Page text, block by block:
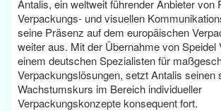
Antalis, ein weltweit führender Anbieter von
Verpackungs- und visuellen
seine Präsenz auf dem europäischen
weiter aus. Mit der Übernahme von Speidel
einem deutschen Spezialisten für
Verpackungslösungen, setzt Antalis seinen
Wachstumskurs im Bereich individueller
Verpackungskonzepte konsequent fort.